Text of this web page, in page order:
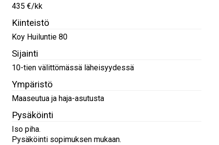
435 €/kk
Kiinteistö
Koy Huiluntie 80
Sijainti
10-tien välittömässä läheisyydessä
Ympäristö
Maaseutua ja haja-asutusta
Pysäköinti
Iso piha.
Pysäköinti sopimuksen mukaan.